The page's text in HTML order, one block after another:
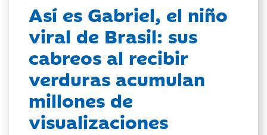
Así es Gabriel, el niño
viral de Brasil: sus
cabreos al recibir
verduras acumulan
millones de
visualizaciones